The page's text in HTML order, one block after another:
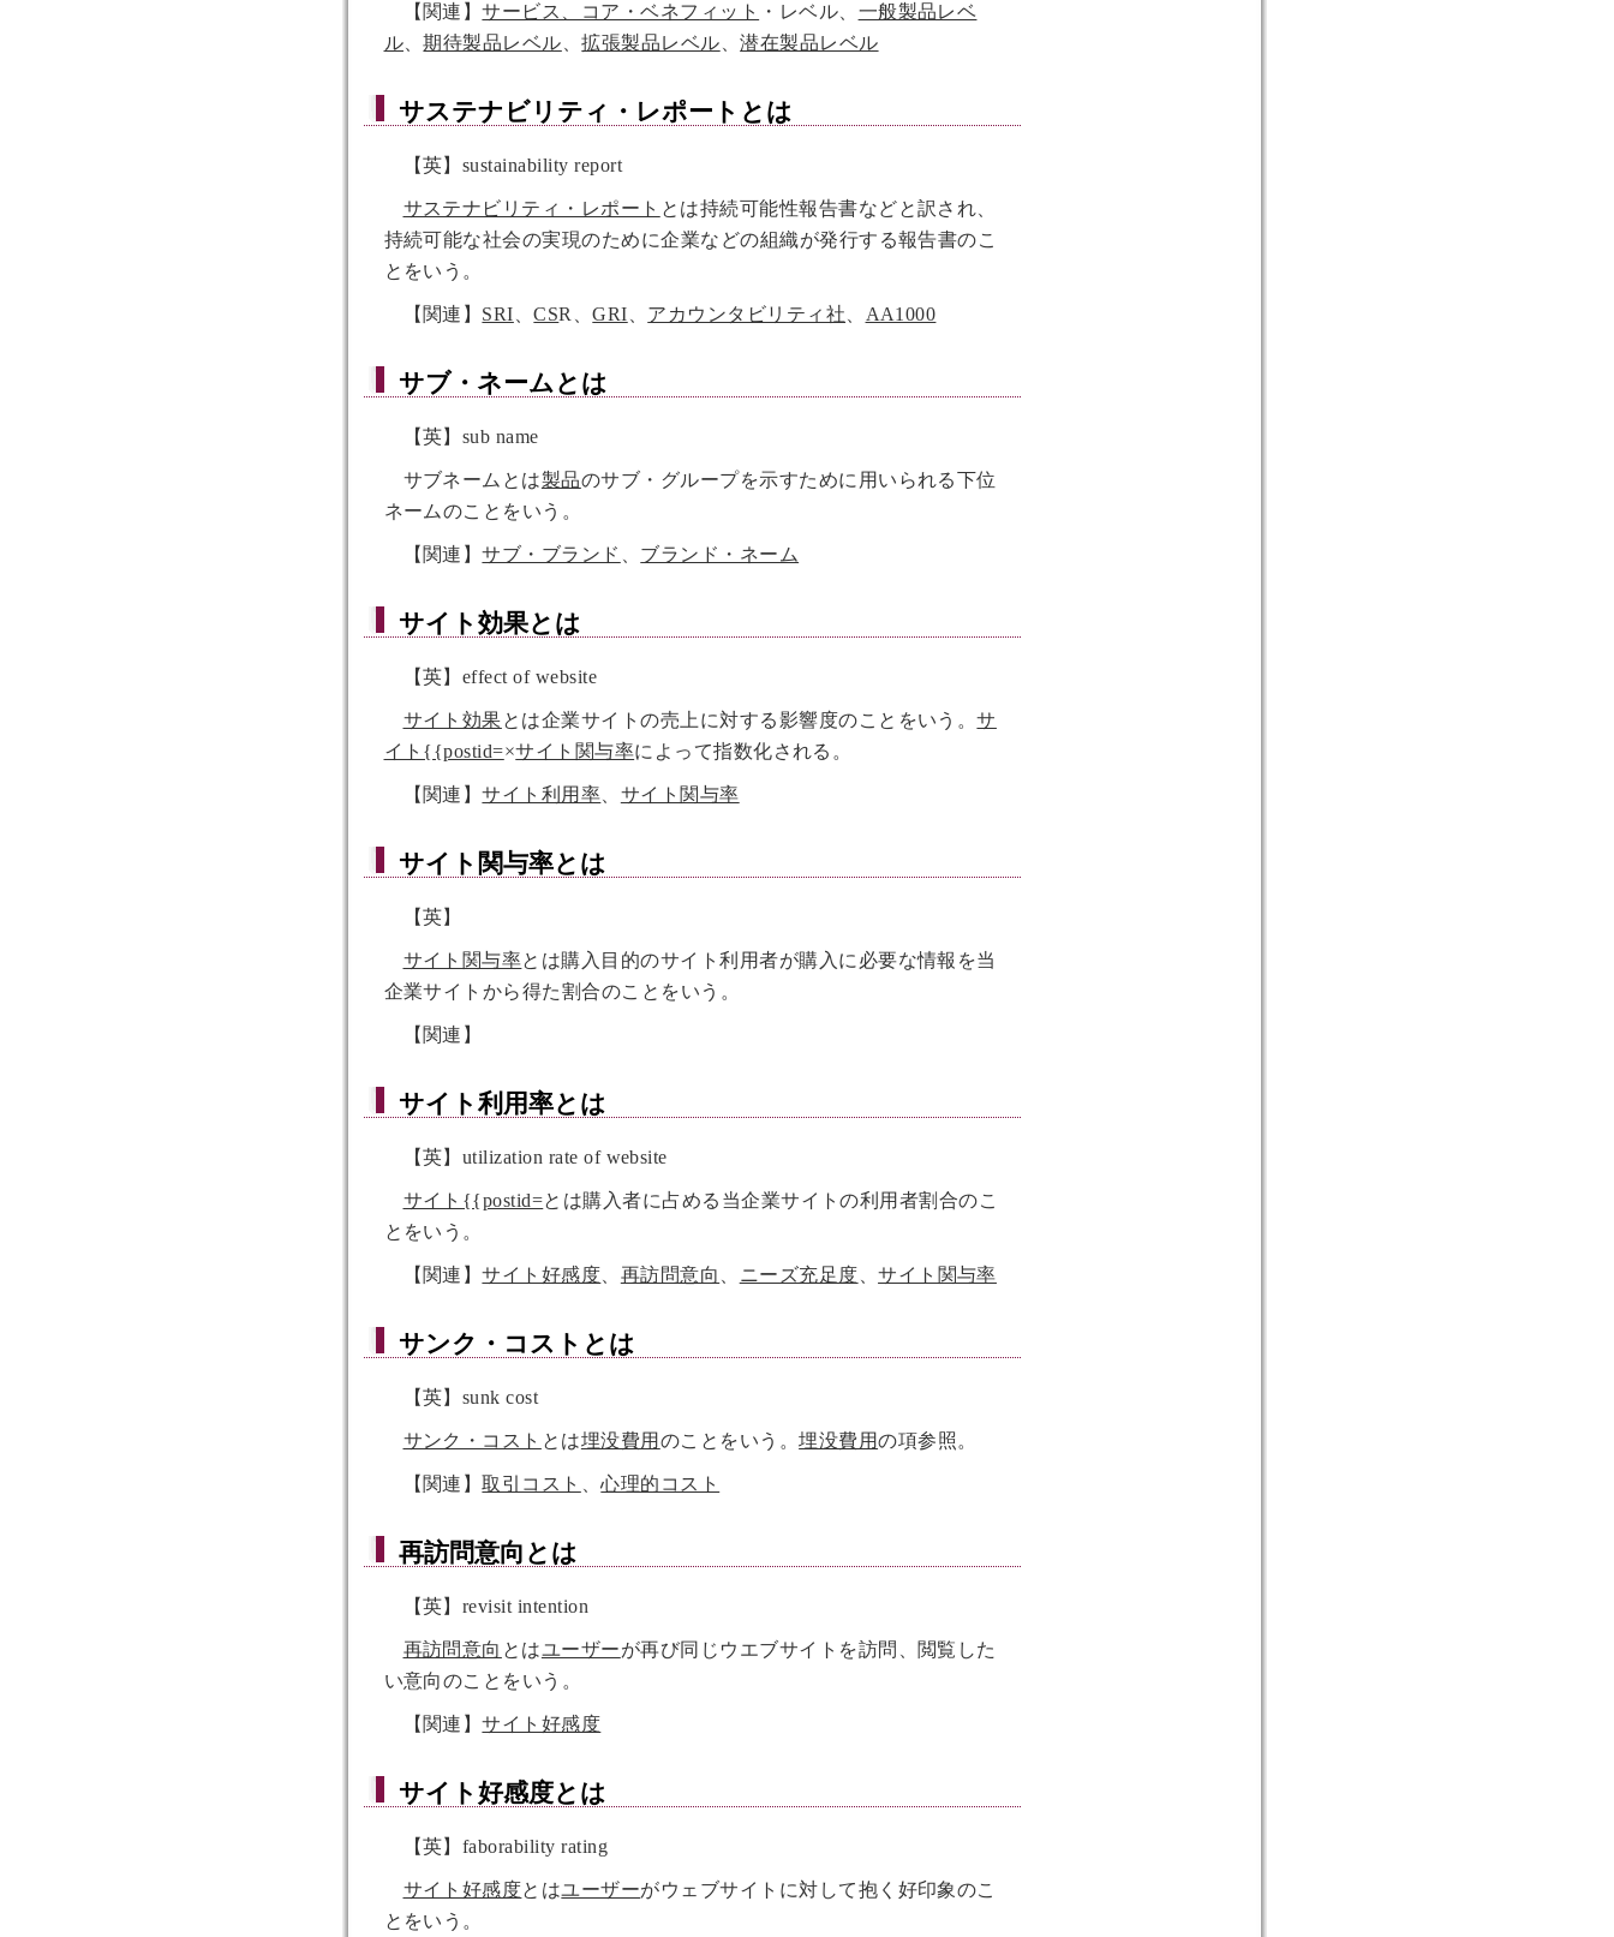
【関連】サービス、コア・ベネフィット ・レベル、 一般製品レベ
ル、期待製品レベル 、拡張製品レベル 、潜在製品レベル
サステナビリティ・レポート とは
【英】sustainability report
サステナビリティ・レポート とは持続可能性報告書などと訳され、
持続可能な社会の実現のために企業などの組織が発行する報告書のこ
とをいう。
【関連】 SRI 、CSR、GRI アカウンタビリティ社 AA1000
サブ・ネーム とは
【英】sub name
サブネームとは製品のサブ・グループを示すために用いられる下位
ネームのことをいう。
【関連】サブ・ブランド ブランド・ネーム
サイト効果とは
【英】effect of website
サイト効果とは企業サイトの売上に対する影響度のことをいう。サ
イト{{postid=×サイト関与率によって指数化される。
【関連】サイト利用率 サイト関与率
サイト関与率とは
【英】
サイト関与率とは購入目的のサイト利用者が購入に必要な情報を当
企業サイトから得た割合のことをいう。
【関連】
サイト利用率とは
【英】utilization rate of website
サイト{{postid=とは購入者に占める当企業サイトの利用者割合のこ
とをいう。
【関連】サイト好感度 再訪問意向 ニーズ充足度 、サイト関与率
サンク・コスト とは
【英】sunk cost
サンク・コスト とは埋没費用 のことをいう。埋没費用の項参照。
【関連】取引コスト 、心理的コスト
再訪問意向 とは
【英】revisit intention
再訪問意向 とはユーザーが再び同じウエブサイトを訪問、閲覧した
い意向のことをいう。
【関連】サイト好感度
サイト好感度とは
【英】faborability rating
サイト好感度とはユーザーがウェブサイトに対して抱く好印象のこ
とをいう。